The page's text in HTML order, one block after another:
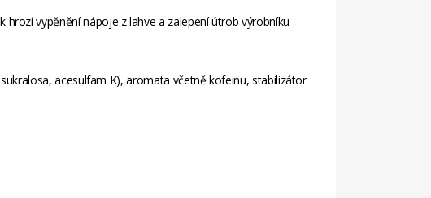
vypěnění nápoje z lahve a zalepení útrob výrobníku
acesulfam K), aromata včetně kofeinu, stabilizátor